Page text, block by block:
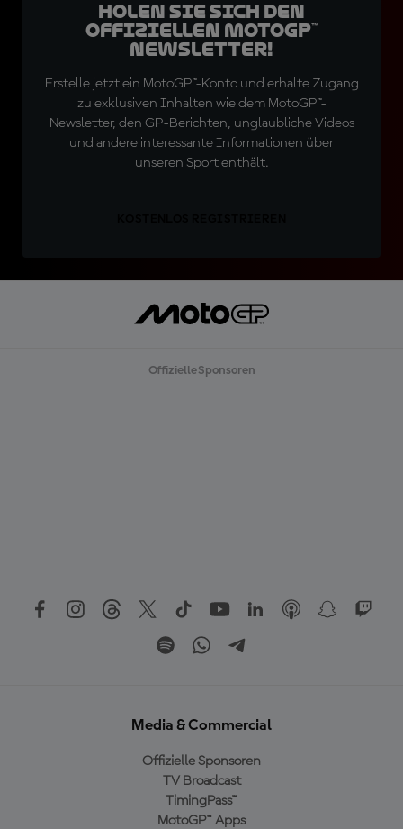
Holen Sie sich den
offiziellen MotoGP™
Newsletter!
Erstelle jetzt ein MotoGP™-Konto und erhalte Zugang
zu exklusiven Inhalten wie dem MotoGP™-
Newsletter, den GP-Berichten, unglaubliche Videos
und andere interessante Informationen über
unseren Sport enthält.
Offizielle Sponsoren
Media & Commercial
Offizielle Sponsoren
TV Broadcast
TimingPass™
MotoGP™ Apps